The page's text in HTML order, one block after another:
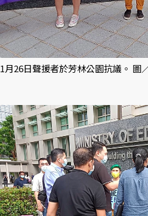
1月26日聲援者於芳林公園抗議。 圖